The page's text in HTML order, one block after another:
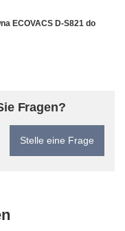
ECOVACS D-S821 do
Fragen?
Stelle eine Frage